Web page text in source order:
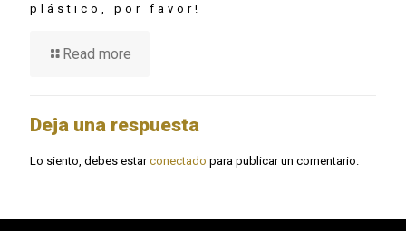
plástico, por favor!
Read more
Deja una respuesta
Lo siento, debes estarconectado para publicar un comentario.